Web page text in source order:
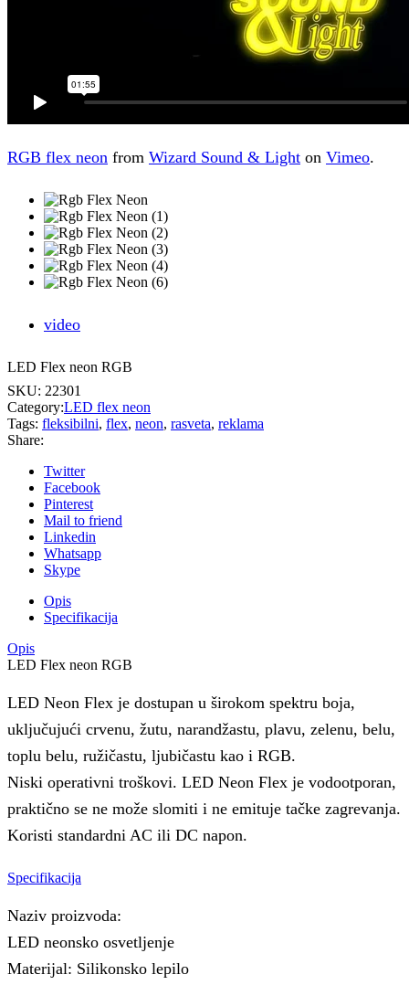
RGB flex neon from Wizard Sound & Light on Vimeo.
video
LED Flex neon RGB
SKU: 22301
Category:LED flex neon
Tags: fleksibilni, flex, neon, rasveta, reklama
Share:
Twitter
Facebook
Pinterest
Mail to friend
Linkedin
Whatsapp
Skype
Opis
Specifikacija
Opis
LED Flex neon RGB
LED Neon Flex je dostupan u širokom spektru boja,
uključujući crvenu, žutu, narandžastu, plavu, zelenu, belu,
toplu belu, ružičastu, ljubičastu kao i RGB.
Niski operativni troškovi. LED Neon Flex je vodootporan,
praktično se ne može slomiti i ne emituje tačke zagrevanja.
Koristi standardni AC ili DC napon.
Specifikacija
Naziv proizvoda:
LED neonsko osvetljenje
Materijal: Silikonsko lepilo